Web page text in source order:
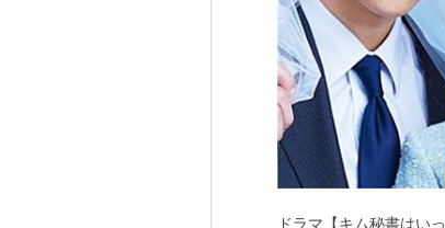
ドラマ【キム秘書はい